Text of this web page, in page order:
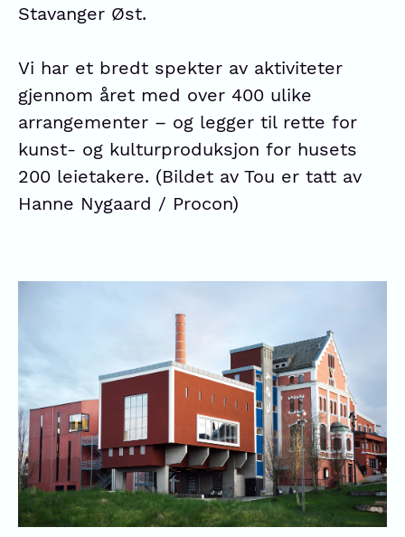
Stavanger Øst.
Vi har et bredt spekter av aktiviteter
gjennom året med over 400 ulike
arrangementer – og legger til rette for
kunst- og kulturproduksjon for husets
200 leietakere. (Bildet av Tou er tatt av
Hanne Nygaard / Procon)